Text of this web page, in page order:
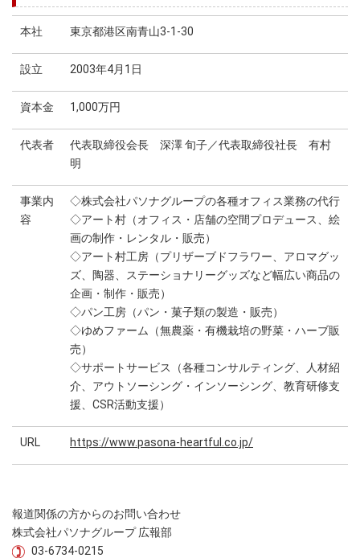
本社 東京都港区南青山3-1-30
設立 2003年4月1日
資本金 1,000万円
代表者
代表取締役会長 深澤 旬子／代表取締役社長 有村
明
事業内
容
◇株式会社パソナグループの各種オフィス業務の代行
◇アート村（オフィス・店舗の空間プロデュース、絵
画の制作・レンタル・販売）
◇アート村工房（プリザーブドフラワー、アロマグッ
ズ、陶器、ステーショナリーグッズなど幅広い商品の
企画・制作・販売）
◇パン工房（パン・菓子類の製造・販売）
◇ゆめファーム（無農薬・有機栽培の野菜・ハーブ販
売）
◇サポートサービス（各種コンサルティング、人材紹
介、アウトソーシング・インソーシング、教育研修支
援、CSR活動支援）
URL https://www.pasona-heartful.co.jp/
報道関係の方からのお問い合わせ
株式会社パソナグループ 広報部
03-6734-0215